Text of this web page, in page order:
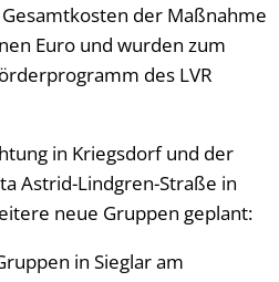
der Maßnahme
Euro und wurden zum
des LVR
in Kriegsdorf und der
Astrid-Lindgren-Straße in
neue Gruppen geplant:
in Sieglar am